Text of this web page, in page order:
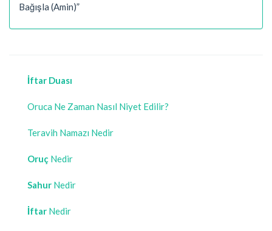
Bağışla (Amin)”
İftar Duası
Oruca Ne Zaman Nasıl Niyet Edilir?
Teravih Namazı Nedir
Oruç Nedir
Sahur Nedir
İftar Nedir